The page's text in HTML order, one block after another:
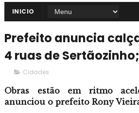
INICIO
Prefeito anuncia
4 ruas de
Cidades
Obras estão em ritmo
anunciou o prefeito Rony